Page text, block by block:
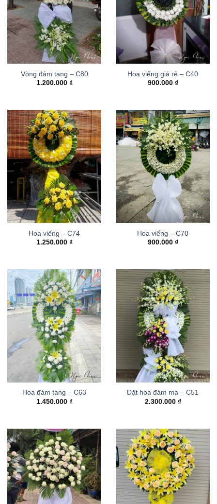
Vòng đám tang – C80
1.200.000 ₫
Hoa viếng giá rẻ – C40
900.000 ₫
Hoa viếng – C74
1.250.000 ₫
Hoa viếng – C70
900.000 ₫
Hoa đám tang – C63
1.450.000 ₫
Đặt hoa đám ma – C51
2.300.000 ₫